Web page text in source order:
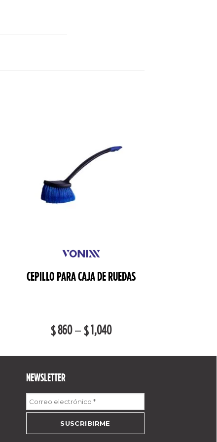
CEPILLO PARA CAJA DE RUEDAS
$860–$1,040
NEWSLETTER